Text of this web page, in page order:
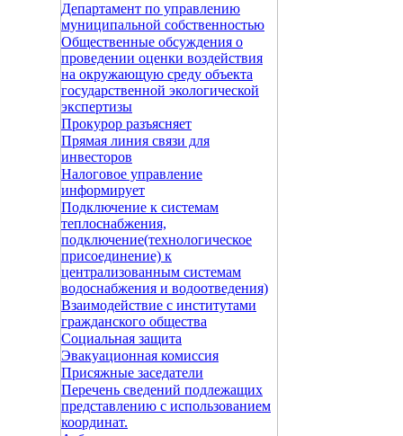
Департамент по управлению
муниципальной собственностью
Общественные обсуждения о
проведении оценки воздействия
на окружающую среду объекта
государственной экологической
экспертизы
Прокурор разъясняет
Прямая линия связи для
инвесторов
Налоговое управление
информирует
Подключение к системам
теплоснабжения,
подключение(технологическое
присоединение) к
централизованным системам
водоснабжения и водоотведения)
Взаимодействие с институтами
гражданского общества
Социальная защита
Эвакуационная комиссия
Присяжные заседатели
Перечень сведений подлежащих
представлению с использованием
координат.